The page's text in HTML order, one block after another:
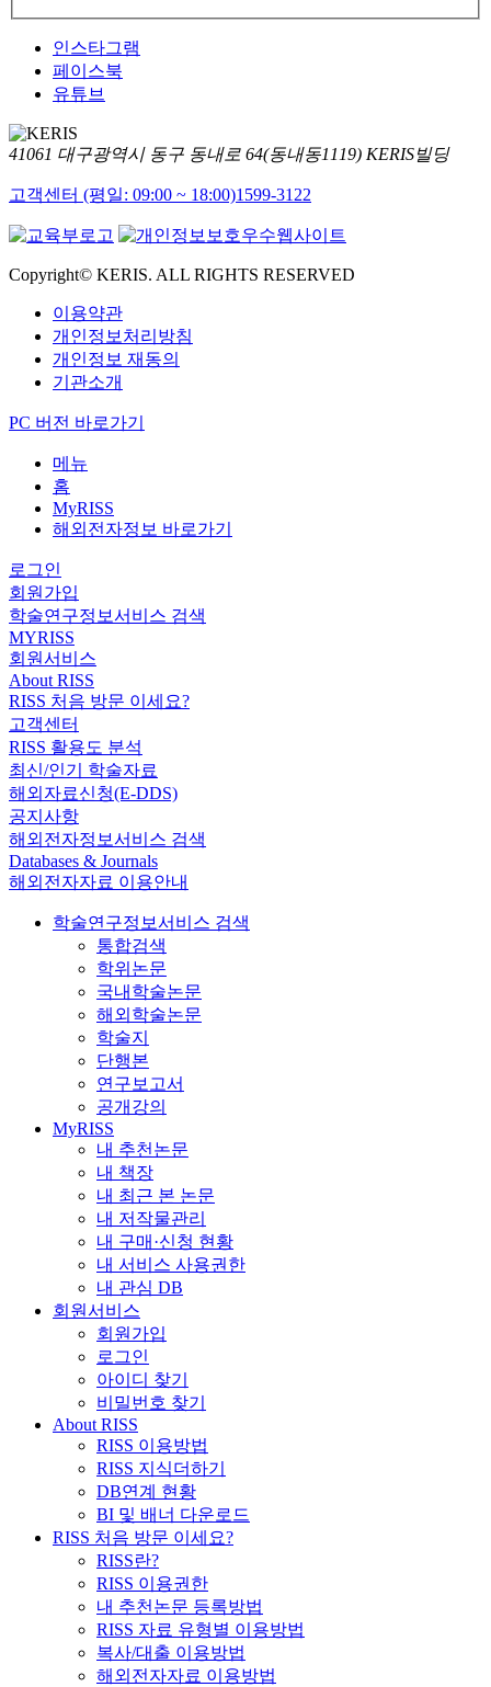
인스타그램
페이스북
유튜브
41061 대구광역시 동구 동내로 64(동내동1119) KERIS빌딩
고객센터 (평일: 09:00 ~ 18:00)1599-3122
Copyright© KERIS. ALL RIGHTS RESERVED
이용약관
개인정보처리방침
개인정보 재동의
기관소개
PC 버전 바로가기
메뉴
홈
MyRISS
해외전자정보 바로가기
로그인
회원가입
학술연구정보서비스 검색
MYRISS
회원서비스
About RISS
RISS 처음 방문 이세요?
고객센터
RISS 활용도 분석
최신/인기 학술자료
해외자료신청(E-DDS)
공지사항
해외전자정보서비스 검색
Databases & Journals
해외전자자료 이용안내
학술연구정보서비스 검색
통합검색
학위논문
국내학술논문
해외학술논문
학술지
단행본
연구보고서
공개강의
MyRISS
내 추천논문
내 책장
내 최근 본 논문
내 저작물관리
내 구매·신청 현황
내 서비스 사용권한
내 관심 DB
회원서비스
회원가입
로그인
아이디 찾기
비밀번호 찾기
About RISS
RISS 이용방법
RISS 지식더하기
DB연계 현황
BI 및 배너 다운로드
RISS 처음 방문 이세요?
RISS란?
RISS 이용권한
내 추천논문 등록방법
RISS 자료 유형별 이용방법
복사/대출 이용방법
해외전자자료 이용방법